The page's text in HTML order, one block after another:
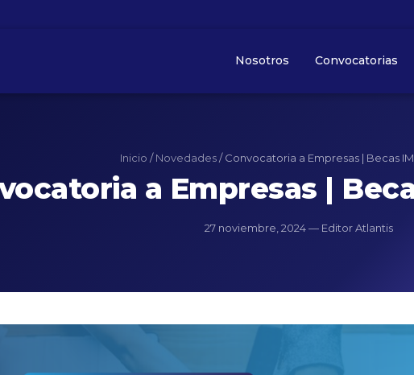
Nosotros Convocatorias
Inicio /Novedades/Convocatoria a Empresas | Becas
a Empresas |
27 noviembre, 2024 — Editor Atlantis